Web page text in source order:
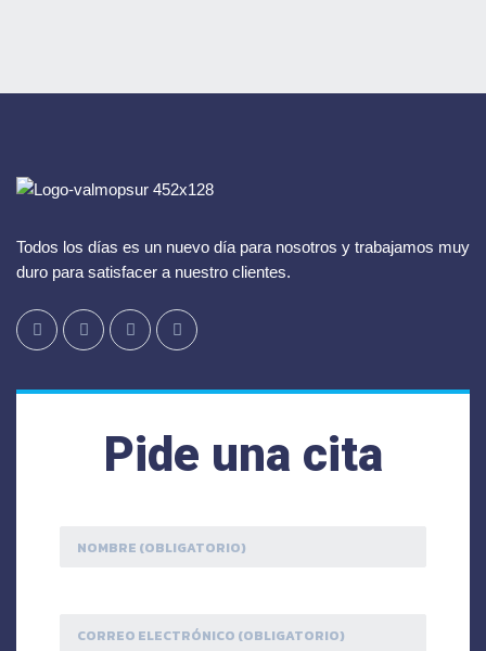
Todos los días es un nuevo día para nosotros y trabajamos muy
duro para satisfacer a nuestro clientes.
Pide una cita